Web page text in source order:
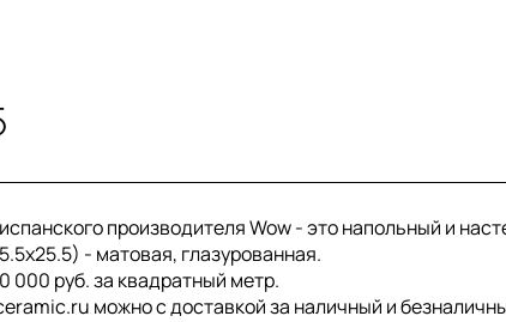
производителя Wow - это напольный и
- матовая, глазурованная.
000 руб. за квадратный метр.
можно с доставкой за наличный и